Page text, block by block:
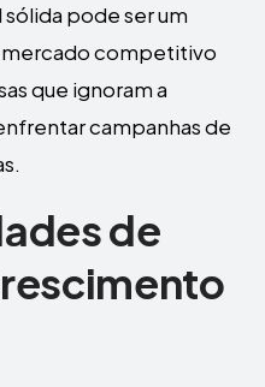
pode ser um
competitivo
que ignoram a
campanhas de
de